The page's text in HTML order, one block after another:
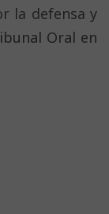
la defensa y
Oral en